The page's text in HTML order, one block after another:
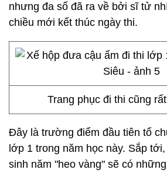
nhưng đa số đã ra về bởi sĩ tử
chiều mới kết thúc ngày thi.
Trang phục đi thi cũng
Đây là trường điểm đầu tiên tổ
lớp 1 trong năm học này. Sắp
sinh năm "heo vàng" sẽ có